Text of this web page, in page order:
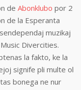
de Abonklubo por 2
de la Esperanta
muzikaj
Divercities.
la fakto, ke la
signife pli multe ol
bonega ne nur